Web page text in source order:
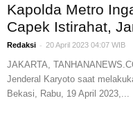
Kapolda Metro
Capek Istirahat,
Redaksi - 20 April 2023 04:07 WIB
JAKARTA,
Jenderal Karyoto saat
Bekasi, Rabu, 19 April 2023,...